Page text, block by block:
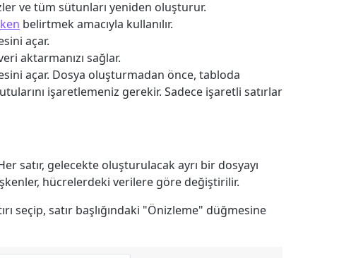
ve tüm sütunları yeniden oluşturur.
belirtmek amacıyla kullanılır.
açar.
aktarmanızı sağlar.
açar. Dosya oluşturmadan önce, tabloda
işaretlemeniz gerekir. Sadece işaretli satırlar
satır, gelecekte oluşturulacak ayrı bir dosyayı
hücrelerdeki verilere göre değiştirilir.
seçip, satır başlığındaki "Önizleme" düğmesine